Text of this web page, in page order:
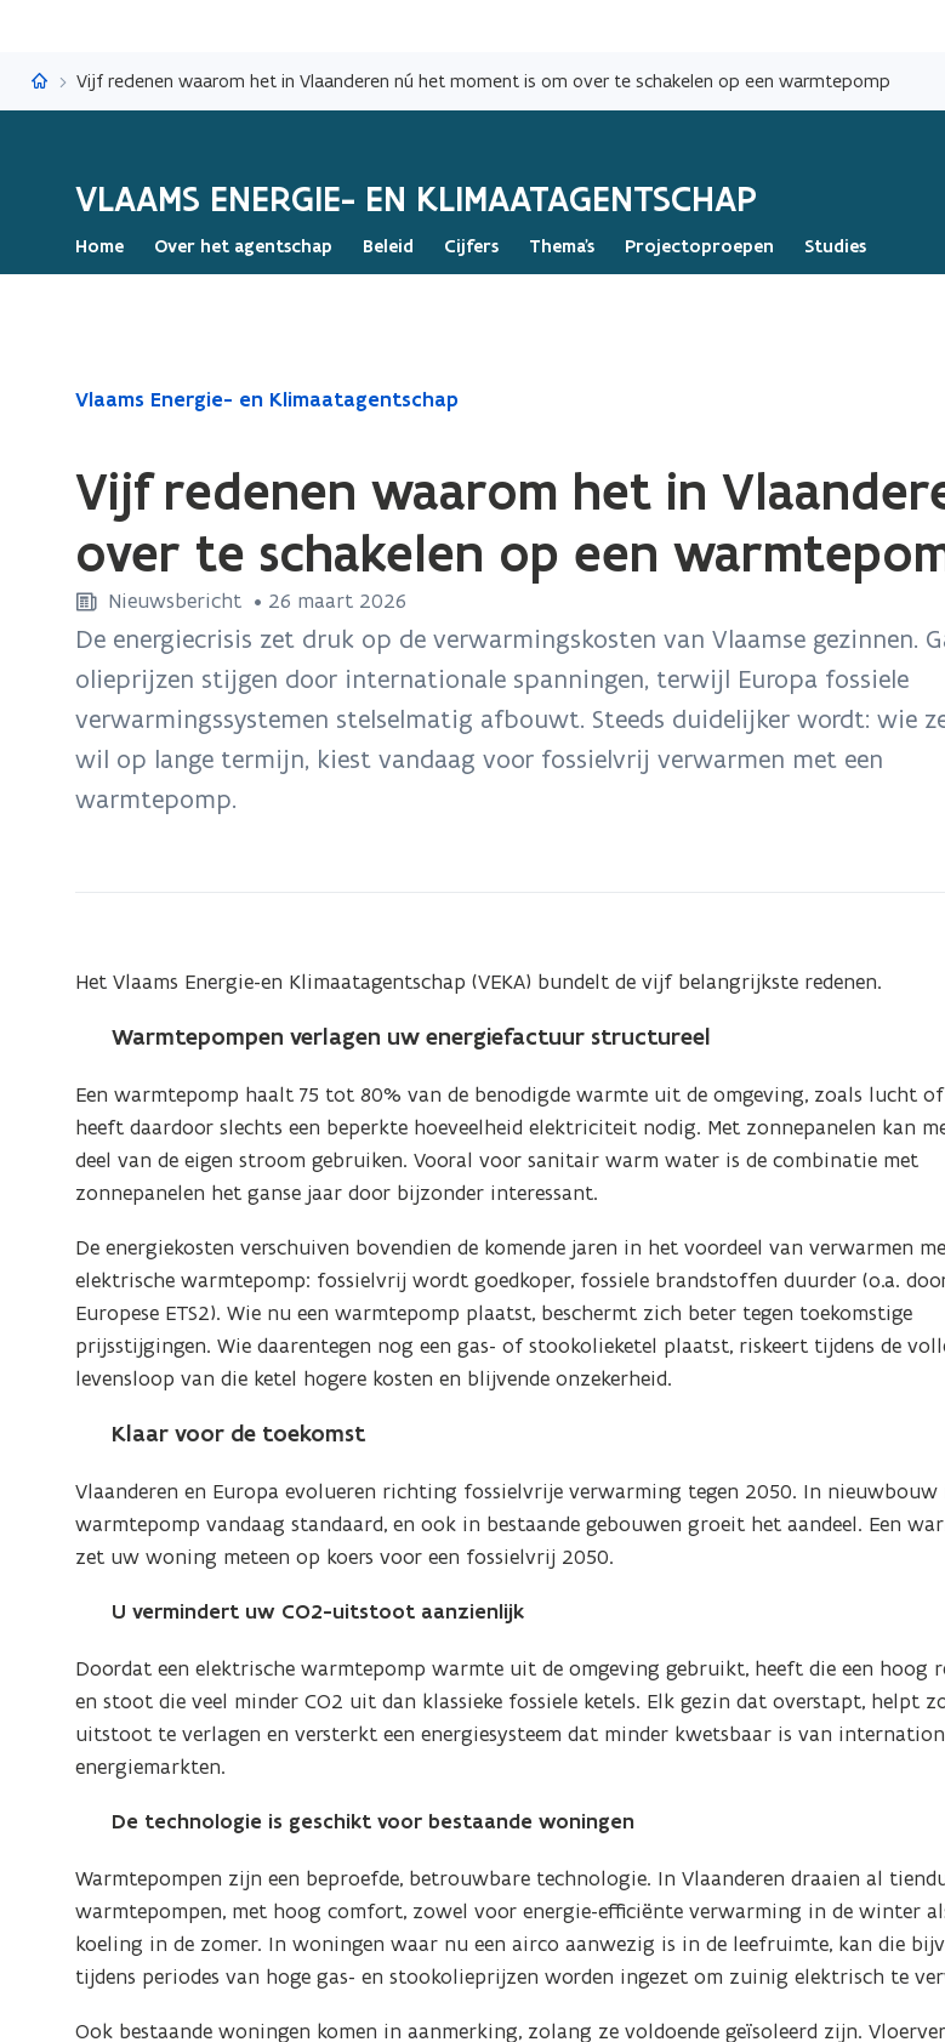
en
naar
Vlaams Energie- en Klimaatagentschap
Vijf redenen waarom het in Vlaanderen nú het moment is om over te schakelen op een warmtepomp
VLAAMS ENERGIE- EN KLIMAATAGENTSCHAP
Home
Over het agentschap Beleid Cijfers Thema's Projectoproepen Studies
Gedaan
waarom
Vlaanderen
over
schakelen
warmtepomp
Vlaams Energie- en Klimaatagentschap
Vijf redenen waarom het in
over te schakelen op een
Nieuwsbericht • 26 maart 2026
De energiecrisis zet druk op de verwarmingskosten van Vlaamse gezinnen.
olieprijzen stijgen door internationale spanningen, terwijl Europa fossiele
verwarmingssystemen stelselmatig afbouwt. Steeds duidelijker wordt: wie
wil op lange termijn, kiest vandaag voor fossielvrij verwarmen met een
warmtepomp.
Het Vlaams Energie-en Klimaatagentschap (VEKA) bundelt de vijf belangrijkste redenen.
Warmtepompen verlagen uw energiefactuur structureel
Een warmtepomp haalt 75 tot 80% van de benodigde warmte uit de omgeving, zoals lucht of
heeft daardoor slechts een beperkte hoeveelheid elektriciteit nodig. Met zonnepanelen kan
deel van de eigen stroom gebruiken. Vooral voor sanitair warm water is de combinatie met
zonnepanelen het ganse jaar door bijzonder interessant.
De energiekosten verschuiven bovendien de komende jaren in het voordeel van verwarmen
elektrische warmtepomp: fossielvrij wordt goedkoper, fossiele brandstoffen duurder (o.a.
Europese ETS2). Wie nu een warmtepomp plaatst, beschermt zich beter tegen toekomstige
prijsstijgingen. Wie daarentegen nog een gas- of stookolieketel plaatst, riskeert tijdens de
levensloop van die ketel hogere kosten en blijvende onzekerheid.
Klaar voor de toekomst
Vlaanderen en Europa evolueren richting fossielvrije verwarming tegen 2050. In nieuwbouw
warmtepomp vandaag standaard, en ook in bestaande gebouwen groeit het aandeel. Een
zet uw woning meteen op koers voor een fossielvrij 2050.
U vermindert uw CO2-uitstoot aanzienlijk
Doordat een elektrische warmtepomp warmte uit de omgeving gebruikt, heeft die een hoog
en stoot die veel minder CO2 uit dan klassieke fossiele ketels. Elk gezin dat overstapt, helpt
uitstoot te verlagen en versterkt een energiesysteem dat minder kwetsbaar is van
energiemarkten.
De technologie is geschikt voor bestaande woningen
Warmtepompen zijn een beproefde, betrouwbare technologie. In Vlaanderen draaien al
warmtepompen, met hoog comfort, zowel voor energie-efficiënte verwarming in de winter
koeling in de zomer. In woningen waar nu een airco aanwezig is in de leefruimte, kan die
tijdens periodes van hoge gas- en stookolieprijzen worden ingezet om zuinig elektrisch te
Ook bestaande woningen komen in aanmerking, zolang ze voldoende geïsoleerd zijn.